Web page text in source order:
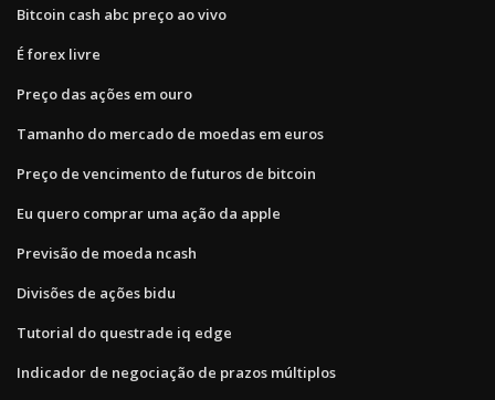
Bitcoin cash abc preço ao vivo
É forex livre
Preço das ações em ouro
Tamanho do mercado de moedas em euros
Preço de vencimento de futuros de bitcoin
Eu quero comprar uma ação da apple
Previsão de moeda ncash
Divisões de ações bidu
Tutorial do questrade iq edge
Indicador de negociação de prazos múltiplos